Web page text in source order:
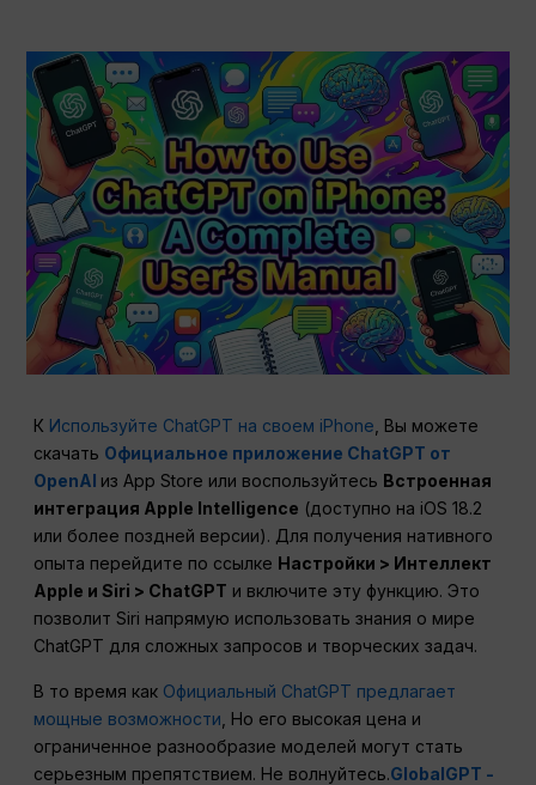
К Используйте ChatGPT на своем iPhone , Вы можете
скачать Официальное приложение ChatGPT от
OpenAI из App Store или воспользуйтесь Встроенная
интеграция Apple Intelligence (доступно на iOS 18.2
или более поздней версии). Для получения нативного
опыта перейдите по ссылке Настройки > Интеллект
Apple и Siri > ChatGPT и включите эту функцию. Это
позволит Siri напрямую использовать знания о мире
ChatGPT для сложных запросов и творческих задач.
В то время как Официальный ChatGPT предлагает
мощные возможности , Но его высокая цена и
ограниченное разнообразие моделей могут стать
серьезным препятствием. Не волнуйтесь.GlobalGPT -